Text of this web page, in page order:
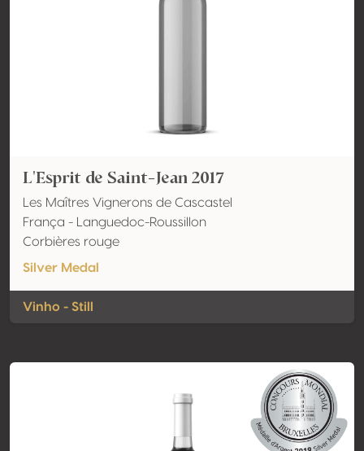
L'Esprit de Saint-Jean 2017
Les Maîtres Vignerons de Cascastel
França - Languedoc-Roussillon
Corbières rouge
Silver Medal
Vinho - Still